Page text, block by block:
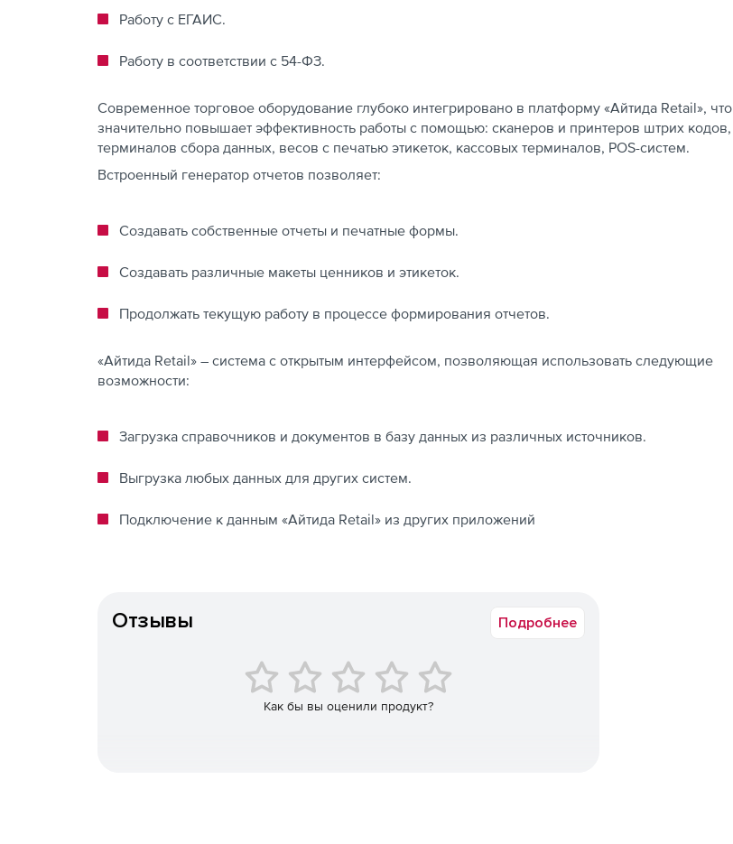
Работу с ЕГАИС.
Работу в соответствии с 54-ФЗ.
Современное торговое оборудование глубоко интегрировано в платформу «Айтида Retail», что
значительно повышает эффективность работы с помощью: сканеров и принтеров штрих кодов,
терминалов сбора данных, весов с печатью этикеток, кассовых терминалов, POS-систем.
Встроенный генератор отчетов позволяет:
Создавать собственные отчеты и печатные формы.
Создавать различные макеты ценников и этикеток.
Продолжать текущую работу в процессе формирования отчетов.
«Айтида Retail» – система с открытым интерфейсом, позволяющая использовать следующие
возможности:
Загрузка справочников и документов в базу данных из различных источников.
Выгрузка любых данных для других систем.
Подключение к данным «Айтида Retail» из других приложений
Отзывы Подробнее
Как бы вы оценили продукт?